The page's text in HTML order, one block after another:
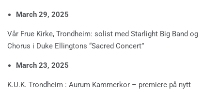
March 29, 2025
Vår Frue Kirke, Trondheim: solist med Starlight Big Band og
Chorus i Duke Ellingtons “Sacred Concert”
March 23, 2025
K.U.K. Trondheim : Aurum Kammerkor – premiere på nytt